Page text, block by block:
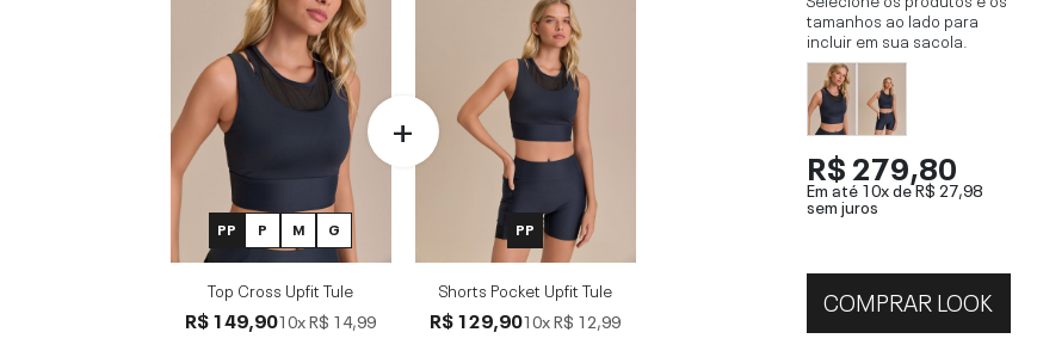
PP P M G
Top Cross Upfit Tule
R$ 149,9010xR$ 14,99
PP
Shorts Pocket Upfit Tule
R$ 129,9010xR$ 12,99
tamanhos ao lado para
incluir em sua sacola.
R$ 279,80
Em até 10x deR$ 27,98
sem juros
COMPRAR LOOK